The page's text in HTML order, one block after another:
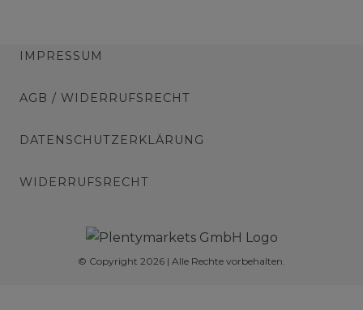
IMPRESSUM
AGB / WIDERRUFSRECHT
DATENSCHUTZERKLÄRUNG
WIDERRUFSRECHT
© Copyright 2026 | Alle Rechte vorbehalten.